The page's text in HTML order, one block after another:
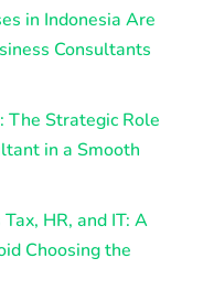
in Indonesia Are
Consultants
The Strategic Role
in a Smooth
HR, and IT: A
Choosing the